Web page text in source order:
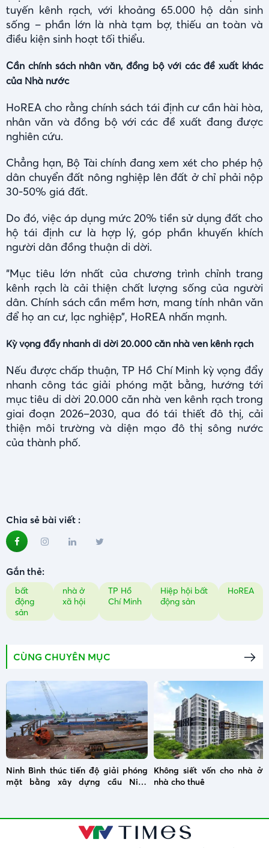
tuyến kênh rạch, với khoảng 65.000 hộ dân sinh
sống – phần lớn là nhà tạm bợ, thiếu an toàn và
điều kiện sinh hoạt tối thiểu.
Cần chính sách nhân văn, đồng bộ với các đề xuất khác
của Nhà nước
HoREA cho rằng chính sách tái định cư cần hài hòa,
nhân văn và đồng bộ với các đề xuất đang được
nghiên cứu.
Chẳng hạn, Bộ Tài chính đang xem xét cho phép hộ
dân chuyển đất nông nghiệp lên đất ở chỉ phải nộp
30-50% giá đất.
Do đó, việc áp dụng mức 20% tiền sử dụng đất cho
hộ tái định cư là hợp lý, góp phần khuyến khích
người dân đồng thuận di dời.
“Mục tiêu lớn nhất của chương trình chỉnh trang
kênh rạch là cải thiện chất lượng sống của người
dân. Chính sách cần mềm hơn, mang tính nhân văn
để họ an cư, lạc nghiệp”, HoREA nhấn mạnh.
Kỳ vọng đẩy nhanh di dời 20.000 căn nhà ven kênh rạch
Nếu được chấp thuận, TP Hồ Chí Minh kỳ vọng đẩy
nhanh công tác giải phóng mặt bằng, hướng tới
mục tiêu di dời 20.000 căn nhà ven kênh rạch trong
giai đoạn 2026–2030, qua đó tái thiết đô thị, cải
thiện môi trường và diện mạo đô thị sông nước
của thành phố.
Chia sẻ bài viết :
Gắn thẻ:
bất
động
sản
nhà ở
xã hội
TP Hồ
Chí Minh
Hiệp hội bất
động sản
HoREA
CÙNG CHUYÊN MỤC
Ninh Bình thúc tiến độ giải phóng
mặt bằng xây dựng cầu Ninh
Không siết vốn cho nhà ở
nhà cho thuê